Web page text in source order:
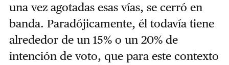
una vez agotadas esas vías, se cerró en
banda. Paradójicamente, él todavía tiene
alrededor de un 15% o un 20% de
intención de voto, que para este contexto